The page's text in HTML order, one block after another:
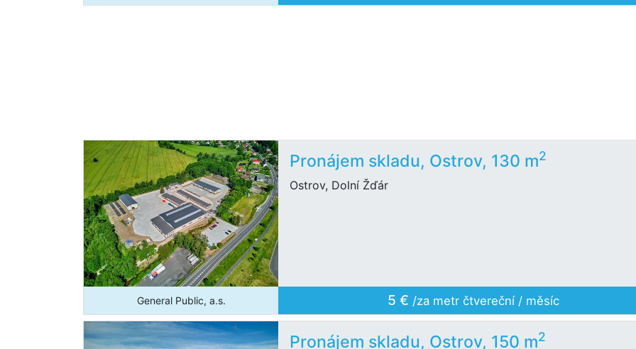
Pronájem skladu, Ostrov, 130 m2
Ostrov, Dolní Žďár
General Public, a.s. 5 € /za metr čtvereční / měsíc
Pronájem skladu, Ostrov, 150 m2